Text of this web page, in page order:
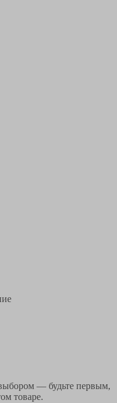
— будьте первым,
товаре.